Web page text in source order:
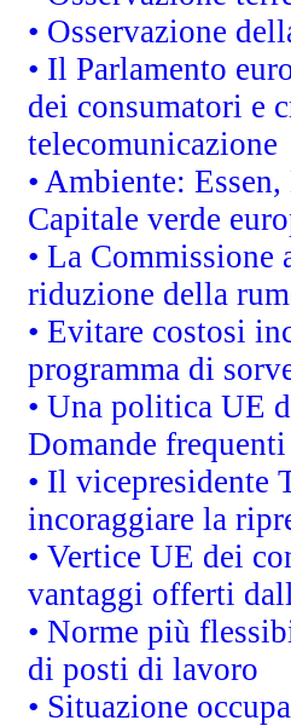
• Osservazione
• Il Parlamento
dei consumatori e
telecomunicazione
• Ambiente:
Capitale verde
• La
riduzione della
• Evitare costosi
programma di
• Una politica UE
Domande frequenti
• Il vicepresidente
incoraggiare la
• Vertice UE dei
vantaggi offerti
• Norme più
di posti di lavoro
• Situazione